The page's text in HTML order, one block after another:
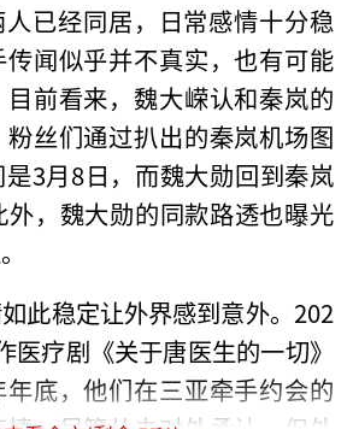
已经同居，日常感情十分稳
闻似乎并不真实，也有可能
前看来，魏大嵘认和秦岚的
丝们通过扒出的秦岚机场图
3月8日，而魏大勋回到秦岚
外，魏大勋的同款路透也曝光
此稳定让外界感到意外。202
医疗剧《关于唐医生的一切》
底，他们在三亚牵手约会的